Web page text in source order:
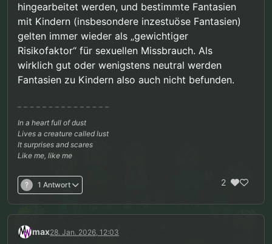
hingearbeitet werden, und bestimmte Fantasien
mit Kindern (insbesondere inzestuöse Fantasien)
gelten immer wieder als „gewichtiger
Risikofaktor“ für sexuellen Missbrauch. Als
wirklich gut oder wenigstens neutral werden
Fantasien zu Kindern also auch nicht befunden.
In a heart full of dust
Lives a creature called lust
It surprises and scares
Like me, like me
? 1 Antwort 2
max28. Jan. 2026, 12:03